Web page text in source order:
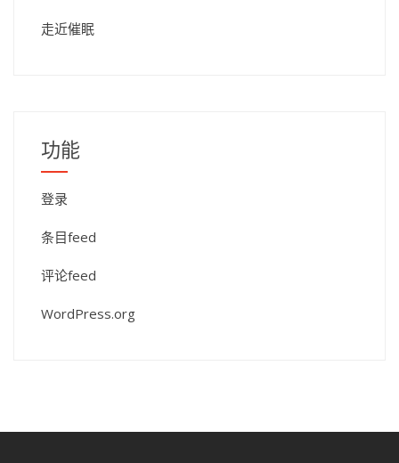
走近催眠
功能
登录
条目feed
评论feed
WordPress.org